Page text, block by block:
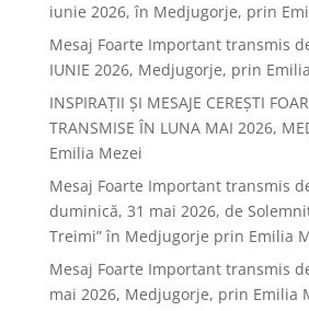
iunie 2026, în Medjugorje, prin
Mesaj Foarte Important transmis
IUNIE 2026, Medjugorje, prin
INSPIRAȚII ȘI MESAJE CEREȘTI
TRANSMISE ÎN LUNA MAI 2026,
Emilia Mezei
Mesaj Foarte Important transmis
duminică, 31 mai 2026, de
Treimi” în Medjugorje prin Emilia
Mesaj Foarte Important transmis
mai 2026, Medjugorje, prin Emilia